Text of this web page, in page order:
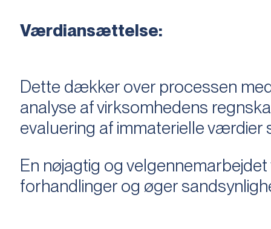
Værdiansættelse:
Dette dækker over processen
analyse af virksomhedens
evaluering af immaterielle
En nøjagtig og
forhandlinger og øger